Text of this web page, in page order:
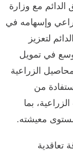
الدائم مع وزارة
وإسهامه في
لتعزيز
في تمويل
الزراعية
من
بما
معيشته.
تعاقدية